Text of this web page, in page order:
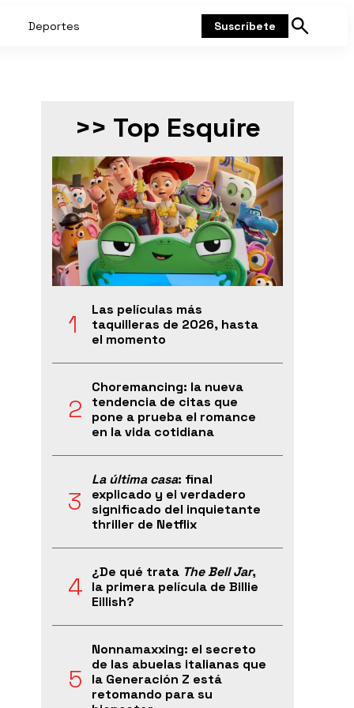
Deportes Suscríbete
Mostrar
>> Top Esquire
Las películas más
taquilleras de 2026, hasta
el momento
Choremancing: la nueva
tendencia de citas que
pone a prueba el romance
en la vida cotidiana
La última casa: final
explicado y el verdadero
significado del inquietante
thriller de Netflix
¿De qué trata The Bell Jar,
la primera película de Billie
Eillish?
Nonnamaxxing: el secreto
de las abuelas italianas que
la Generación Z está
retomando para su